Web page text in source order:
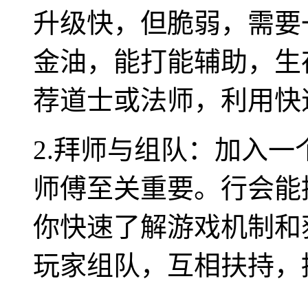
升级快，但脆弱，需
金油，能打能辅助，
荐道士或法师，利用
2.拜师与组队：加入
师傅至关重要。行会
你快速了解游戏机制
玩家组队，互相扶持